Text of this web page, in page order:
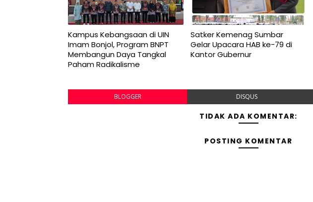
Kampus Kebangsaan di UIN
Imam Bonjol, Program BNPT
Membangun Daya Tangkal
Paham Radikalisme
Satker Kemenag Sumbar
Gelar Upacara HAB ke-79 di
Kantor Gubernur
BLOGGER DISQUS
TIDAK ADA KOMENTAR:
POSTING KOMENTAR